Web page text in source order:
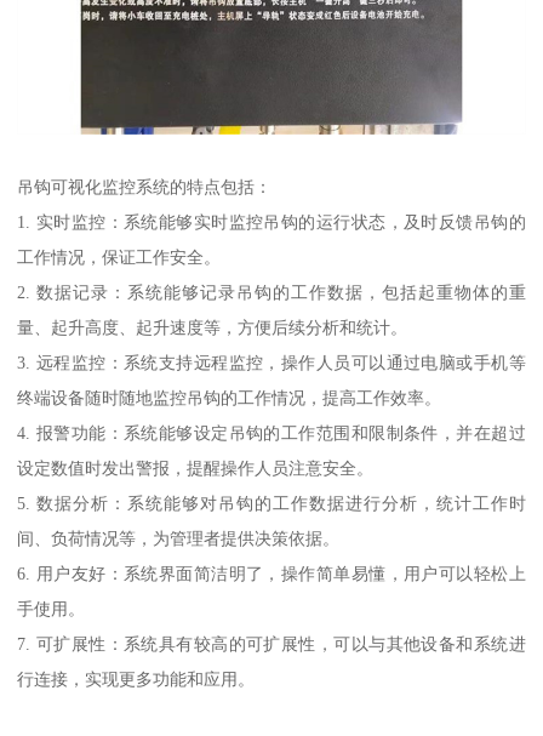
吊钩可视化监控系统的特点包括：
1. 实时监控：系统能够实时监控吊钩的运行状态，及时反馈吊钩的
工作情况，保证工作安全。
2. 数据记录：系统能够记录吊钩的工作数据，包括起重物体的重
量、起升高度、起升速度等，方便后续分析和统计。
3. 远程监控：系统支持远程监控，操作人员可以通过电脑或手机等
终端设备随时随地监控吊钩的工作情况，提高工作效率。
4. 报警功能：系统能够设定吊钩的工作范围和限制条件，并在超过
设定数值时发出警报，提醒操作人员注意安全。
5. 数据分析：系统能够对吊钩的工作数据进行分析，统计工作时
间、负荷情况等，为管理者提供决策依据。
6. 用户友好：系统界面简洁明了，操作简单易懂，用户可以轻松上
手使用。
7. 可扩展性：系统具有较高的可扩展性，可以与其他设备和系统进
行连接，实现更多功能和应用。